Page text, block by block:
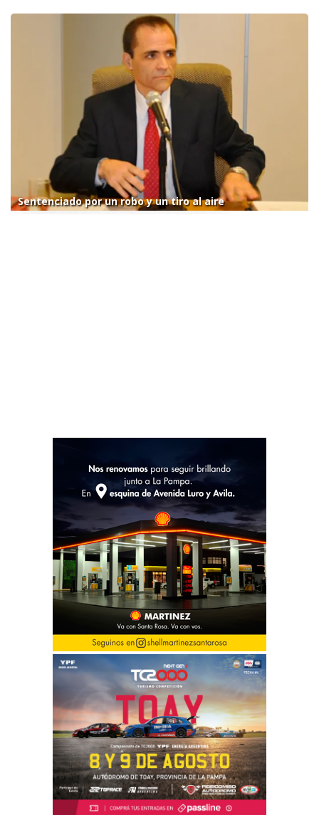
Sentenciado por un robo y un tiro al aire